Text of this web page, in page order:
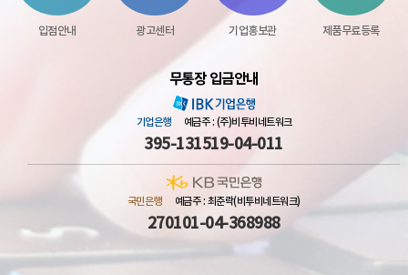
입점안내 광고센터 기업홍보관 제품무료등록
무통장 입금안내
기업은행 예금주 : (주)비투비네트워크
395-131519-04-011
국민은행 예금주 : 최준락(비투비네트워크)
270101-04-368988